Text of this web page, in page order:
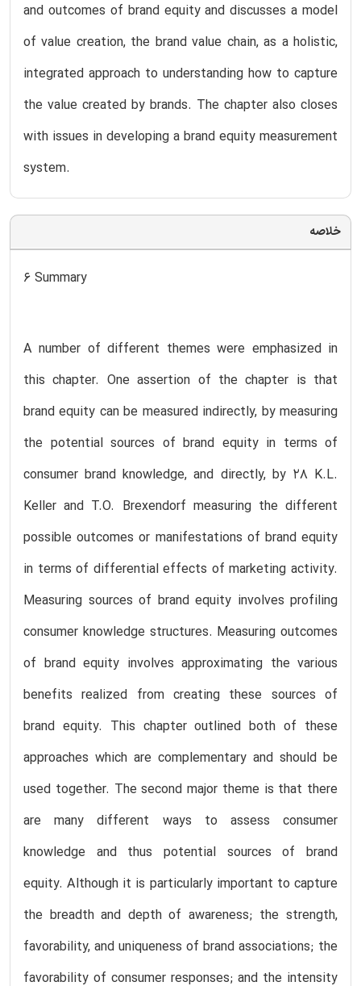
and outcomes of brand equity and discusses a model
of value creation, the brand value chain, as a holistic,
integrated approach to understanding how to capture
the value created by brands. The chapter also closes
with issues in developing a brand equity measurement
system.
خلاصه
6 Summary
A number of different themes were emphasized in
this chapter. One assertion of the chapter is that
brand equity can be measured indirectly, by measuring
the potential sources of brand equity in terms of
consumer brand knowledge, and directly, by 28 K.L.
Keller and T.O. Brexendorf measuring the different
possible outcomes or manifestations of brand equity
in terms of differential effects of marketing activity.
Measuring sources of brand equity involves profiling
consumer knowledge structures. Measuring outcomes
of brand equity involves approximating the various
benefits realized from creating these sources of
brand equity. This chapter outlined both of these
approaches which are complementary and should be
used together. The second major theme is that there
are many different ways to assess consumer
knowledge and thus potential sources of brand
equity. Although it is particularly important to capture
the breadth and depth of awareness; the strength,
favorability, and uniqueness of brand associations; the
favorability of consumer responses; and the intensity